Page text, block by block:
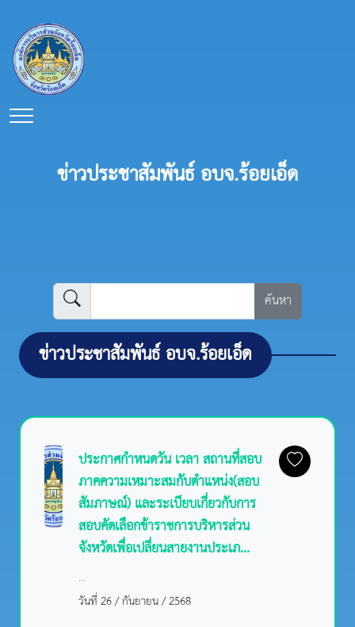
ข่าวประชาสัมพันธ์ อบจ.ร้อยเอ็ด
ค้นหา
ข่าวประชาสัมพันธ์ อบจ.ร้อยเอ็ด
ประกาศกำหนดวัน เวลา สถานที่สอบ
ภาคความเหมาะสมกับตำแหน่ง(สอบ
สัมภาษณ์) และระเบียบเกี่ยวกับการ
สอบคัดเลือกข้าราชการบริหารส่วน
จังหวัดเพื่อเปลี่ยนสายงานประเภ...
...
วันที่ 26 / กันยายน / 2568